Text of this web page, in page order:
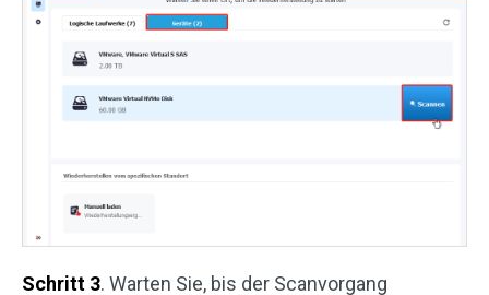
Schritt 3. Warten Sie, bis der Scanvorgang